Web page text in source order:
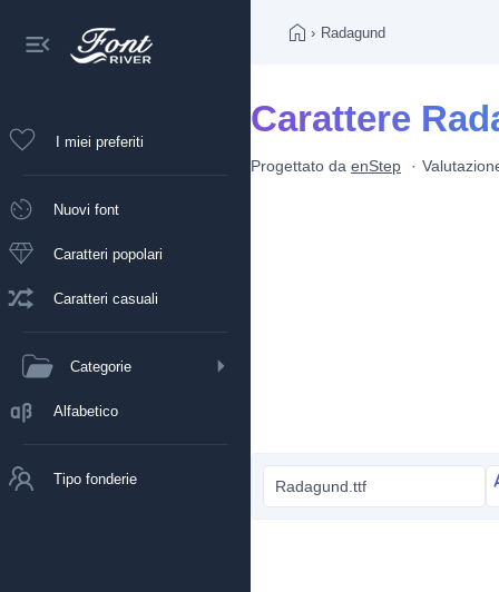
I miei preferiti
Nuovi font
Caratteri popolari
Caratteri casuali
Categorie
Alfabetico
Tipo fonderie
› Radagund
Carattere
Progettato da enStep
Radagund.ttf